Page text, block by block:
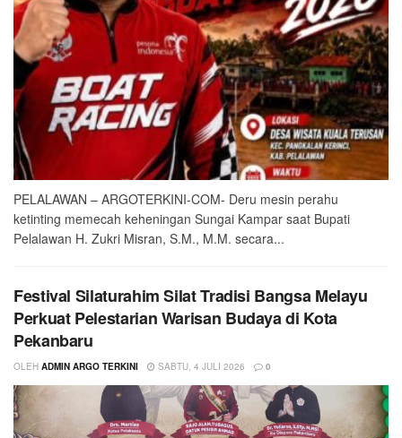
PELALAWAN – ARGOTERKINI-COM- Deru mesin perahu
ketinting memecah keheningan Sungai Kampar saat Bupati
Pelalawan H. Zukri Misran, S.M., M.M. secara...
Festival Silaturahim Silat Tradisi Bangsa Melayu
Perkuat Pelestarian Warisan Budaya di Kota
Pekanbaru
OLEH ADMIN ARGO TERKINI SABTU, 4 JULI 2026 0